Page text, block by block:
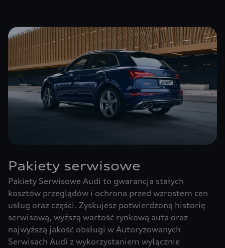
Pakiety serwisowe
Pakiety Serwisowe Audi to gwarancja stałych
kosztów przeglądów i ochrona przed wzrostem cen
usług oraz części. Zyskujesz potwierdzoną historię
serwisową, wyższą wartość rynkową auta oraz
najwyższą jakość obsługi w Autoryzowanych
Serwisach Audi z wykorzystaniem wyłącznie